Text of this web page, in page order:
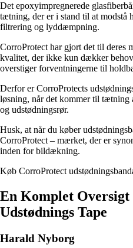
Det epoxyimpregnerede
tætning, der er i stand til at modstå
filtrering og lyddæmpning.
CorroProtect har gjort det til deres
kvalitet, der ikke kun dækker
overstiger forventningerne til
Derfor er CorroProtects
løsning, når det kommer til
og udstødningsrør.
Husk, at når du køber
CorroProtect – mærket, der er
inden for bildækning.
Køb CorroProtect
En Komplet
Udstødnings Tape
Harald Nyborg